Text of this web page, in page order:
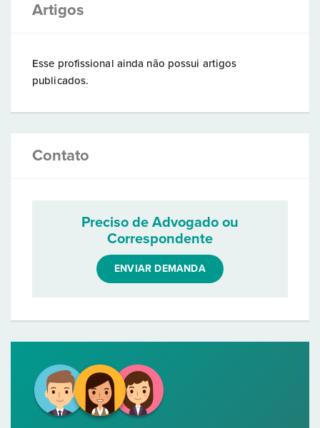
Artigos
Esse profissional ainda não possui artigos
publicados.
Contato
Preciso de Advogado ou
Correspondente
ENVIAR DEMANDA